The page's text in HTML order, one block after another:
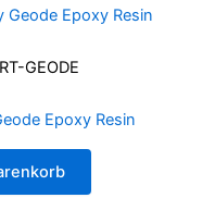
GEODE
Epoxy Resin